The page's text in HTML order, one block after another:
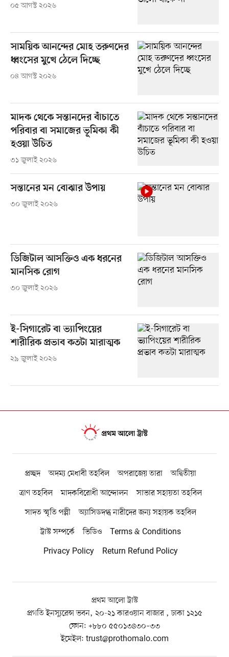
০৫ আগস্ট ২০২৬
সাময়িক আনন্দের মোহ তরুণদের
ধ্বংসের মুখে ঠেলে দিচ্ছে
০৪ আগস্ট ২০২৬
মাদক থেকে সন্তানদের বাঁচাতে
পরিবার বা সমাজের ভূমিকা কী
হওয়া উচিত
৩১ জুলাই ২০২৬
সন্তানের মন বোঝার উপায়
৩০ জুলাই ২০২৬
ডিজিটাল আসক্তিও এক ধরনের
মানসিক রোগ
৩০ জুলাই ২০২৬
ই-সিগারেট বা ভ্যাপিংয়ের
শারীরিক প্রভাব কতটা মারাত্মক
২৯ জুলাই ২০২৬
প্রচ্ছদ অদম্য মেধাবী তহবিল অপরাজেয় তারা
অদ্বিতীয়া
ত্রাণ তহবিল
মাদকবিরোধী আন্দোলন
সাভার সহায়তা তহবিল
সাদত স্মৃতি পল্লী
অ্যাসিডদগ্ধ নারীদের জন্য সহায়ক তহবিল
ট্রাস্ট সম্পর্কে
ভিডিও
Terms & Conditions
Privacy Policy
Return Refund Policy
প্রথম আলো ট্রাস্ট
প্রগতি ইনস্যুরেন্স ভবন, ২০-২১ কারওয়ান বাজার , ঢাকা ১২১৫
ফোন: +৮৮০ ৫৫০১৩৪৩০–৩৩
ইমেইল: trust@prothomalo.com